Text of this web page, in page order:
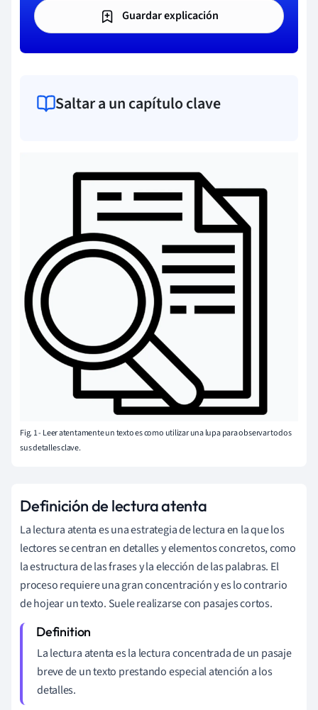
Guardar explicación
Saltar a un capítulo clave
Fig. 1 - Leer atentamente un texto es como utilizar una lupa para observar todos
sus detalles clave.
Definición de lectura atenta
La lectura atenta es una estrategia de lectura en la que los
lectores se centran en detalles y elementos concretos, como
la estructura de las frases y la elección de las palabras. El
proceso requiere una gran concentración y es lo contrario
de hojear un texto. Suele realizarse con pasajes cortos.
La lectura atenta es la lectura concentrada de un pasaje
breve de un texto prestando especial atención a los
detalles.